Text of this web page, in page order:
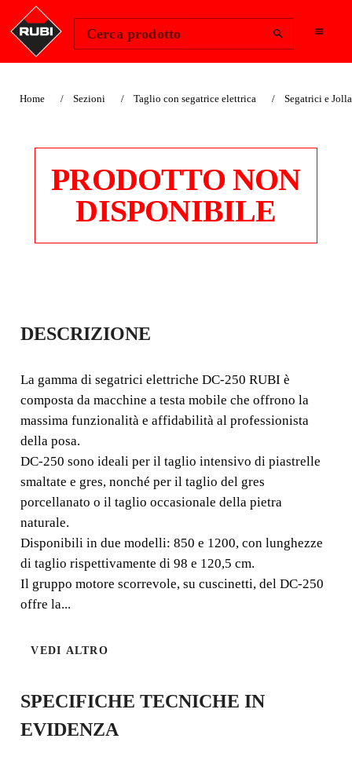
Cerca prodotto
Home Sezioni Taglio con segatrice elettrica Segatrici e
PRODOTTO NON
DISPONIBILE
SEGATRICI
ELETTRICHE DC-250
SEGATRICE CON GRUPPO
MOTORE SCORREVOLE PER
UNA MASSIMA
FUNZIONALITÀ.
La gamma di segatrici elettriche DC-250 RUBI è
composta da macchine a testa mobile che offrono la
massima funzionalità e affidabilità al professionista della
posa.
DESCRIZIONE
La gamma di segatrici elettriche DC-250 RUBI è
composta da macchine a testa mobile che offrono la
massima funzionalità e affidabilità al professionista
della posa.
DC-250 sono ideali per il taglio intensivo di piastrelle
smaltate e gres, nonché per il taglio del gres
porcellanato o il taglio occasionale della pietra
naturale.
Disponibili in due modelli: 850 e 1200, con lunghezze
di taglio rispettivamente di 98 e 120,5 cm.
Il gruppo motore scorrevole, su cuscinetti, del DC-250
offre la...
VEDI ALTRO
SPECIFICHE TECNICHE IN
EVIDENZA